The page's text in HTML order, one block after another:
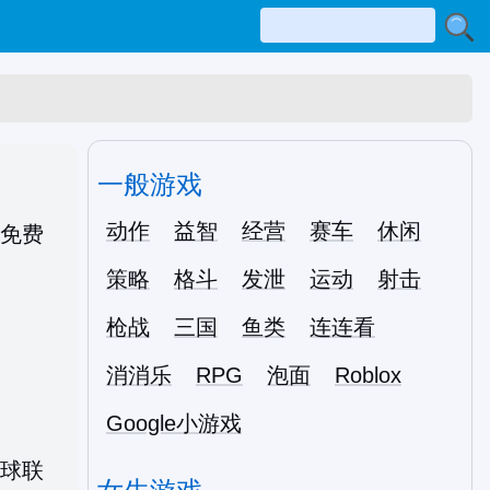
一般游戏
动作 益智 经营 赛车
休闲
策略
格斗 发泄 运动
射击
枪战
三国 鱼类
连连看
消消乐
RPG 泡面
Roblox
Google小游戏